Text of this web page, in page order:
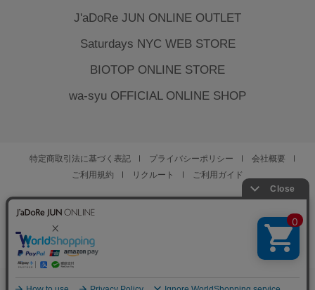
0
J'aDoRe JUN ONLINE OUTLET
Saturdays NYC WEB STORE
BIOTOP ONLINE STORE
wa-syu OFFICIAL ONLINE SHOP
特定商取引法に基づく表記 プライバシーポリシー
会社概要
ご利用規約
リクルート ご利用ガイド
© JUN CO.,LTD. ALL RIGHTS RESERVED.